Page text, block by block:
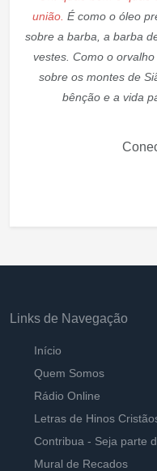
união. É como o óleo
sobre a barba, a barba
vestes. Como o
sobre os montes de
bênção e a vida
Links de Navegação
Início
Quem Somos
Rádio Online
Letras de Hinos
Contribua - Seja parte
Mural de Recados